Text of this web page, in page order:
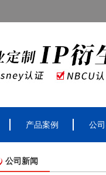
产品案例 公
公司新闻